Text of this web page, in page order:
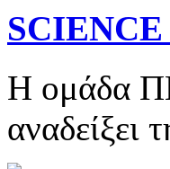
Η ομάδα
αναδείξει